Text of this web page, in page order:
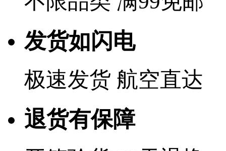
发货如闪电
极速发货 航空直达
退货有保障